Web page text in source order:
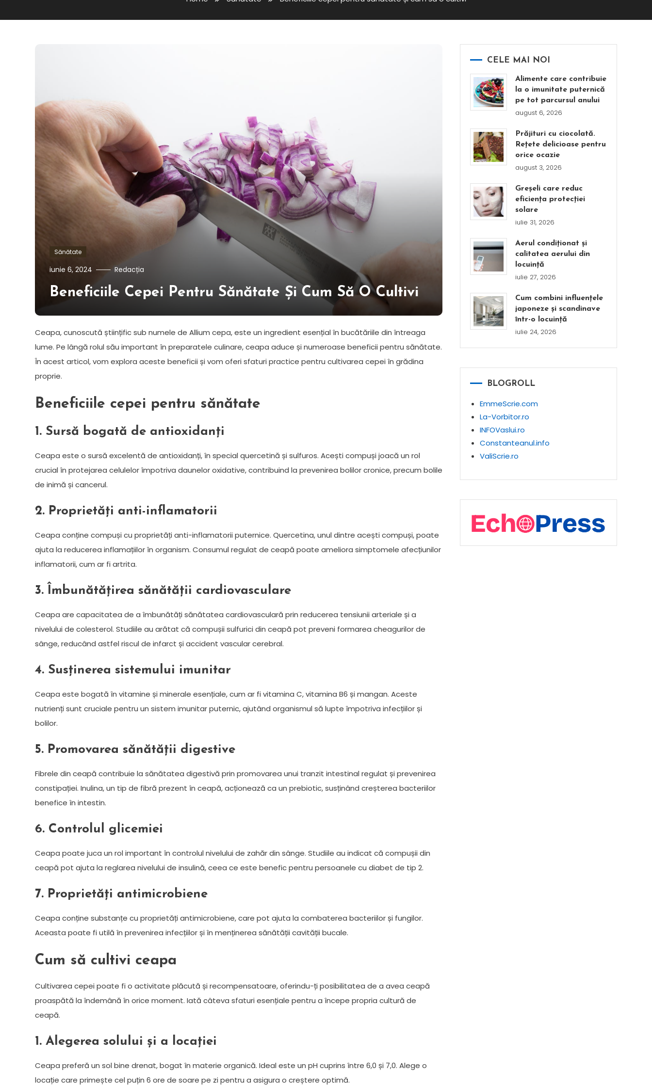
Sănătate
iunie 6, 2024 Redacția
Beneficiile Cepei Pentru Sănătate Și Cum Să O Cultivi
Ceapa, cunoscută științific sub numele de Allium cepa, este un ingredient esențial în bucătăriile din întreaga
lume. Pe lângă rolul său important în preparatele culinare, ceapa aduce și numeroase beneficii pentru sănătate.
În acest articol, vom explora aceste beneficii și vom oferi sfaturi practice pentru cultivarea cepei în grădina
proprie.
Beneficiile cepei pentru sănătate
1. Sursă bogată de antioxidanți
Ceapa este o sursă excelentă de antioxidanți, în special quercetină și sulfuros. Acești compuși joacă un rol
crucial în protejarea celulelor împotriva daunelor oxidative, contribuind la prevenirea bolilor cronice, precum bolile
de inimă și cancerul.
2. Proprietăți anti-inflamatorii
Ceapa conține compuși cu proprietăți anti-inflamatorii puternice. Quercetina, unul dintre acești compuși, poate
ajuta la reducerea inflamațiilor în organism. Consumul regulat de ceapă poate ameliora simptomele afecțiunilor
inflamatorii, cum ar fi artrita.
3. Îmbunătățirea sănătății cardiovasculare
Ceapa are capacitatea de a îmbunătăți sănătatea cardiovasculară prin reducerea tensiunii arteriale și a
nivelului de colesterol. Studiile au arătat că compușii sulfurici din ceapă pot preveni formarea cheagurilor de
sânge, reducând astfel riscul de infarct și accident vascular cerebral.
4. Susținerea sistemului imunitar
Ceapa este bogată în vitamine și minerale esențiale, cum ar fi vitamina C, vitamina B6 și mangan. Aceste
nutrienți sunt cruciale pentru un sistem imunitar puternic, ajutând organismul să lupte împotriva infecțiilor și
bolilor.
5. Promovarea sănătății digestive
Fibrele din ceapă contribuie la sănătatea digestivă prin promovarea unui tranzit intestinal regulat și prevenirea
constipației. Inulina, un tip de fibră prezent în ceapă, acționează ca un prebiotic, susținând creșterea bacteriilor
benefice în intestin.
6. Controlul glicemiei
Ceapa poate juca un rol important în controlul nivelului de zahăr din sânge. Studiile au indicat că compușii din
ceapă pot ajuta la reglarea nivelului de insulină, ceea ce este benefic pentru persoanele cu diabet de tip 2.
7. Proprietăți antimicrobiene
Ceapa conține substanțe cu proprietăți antimicrobiene, care pot ajuta la combaterea bacteriilor și fungilor.
Aceasta poate fi utilă în prevenirea infecțiilor și în menținerea sănătății cavității bucale.
Cum să cultivi ceapa
Cultivarea cepei poate fi o activitate plăcută și recompensatoare, oferindu-ți posibilitatea de a avea ceapă
proaspătă la îndemână în orice moment. Iată câteva sfaturi esențiale pentru a începe propria cultură de
ceapă.
1. Alegerea solului și a locației
Ceapa preferă un sol bine drenat, bogat în materie organică. Ideal este un pH cuprins între 6,0 și 7,0. Alege o
locație care primește cel puțin 6 ore de soare pe zi pentru a asigura o creștere optimă.
CELE MAI NOI
Alimente care contribuie
la o imunitate puternică
pe tot parcursul anului
august 6, 2026
Prăjituri cu ciocolată.
Rețete delicioase pentru
orice ocazie
august 3, 2026
Greșeli care reduc
eficiența protecției
solare
iulie 31, 2026
Aerul condiționat și
calitatea aerului din
locuință
iulie 27, 2026
Cum combini influențele
japoneze și scandinave
într-o locuință
iulie 24, 2026
BLOGROLL
EmmeScrie.com
La-Vorbitor.ro
INFOVaslui.ro
Constanteanul.info
ValiScrie.ro